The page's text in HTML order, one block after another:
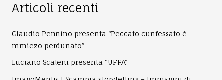
Articoli recenti
Claudio Pennino presenta “Peccato cunfessato è
mmiezo perdunato”
Luciano Scateni presenta “UFFA”